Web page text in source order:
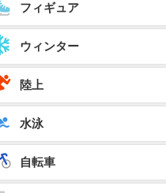
フィギュア
ウィンター
陸上
水泳
自転車